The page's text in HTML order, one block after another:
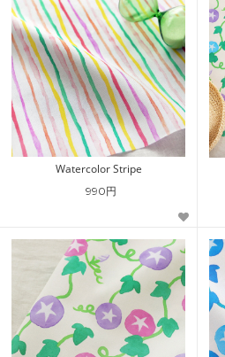
Watercolor Stripe
990円